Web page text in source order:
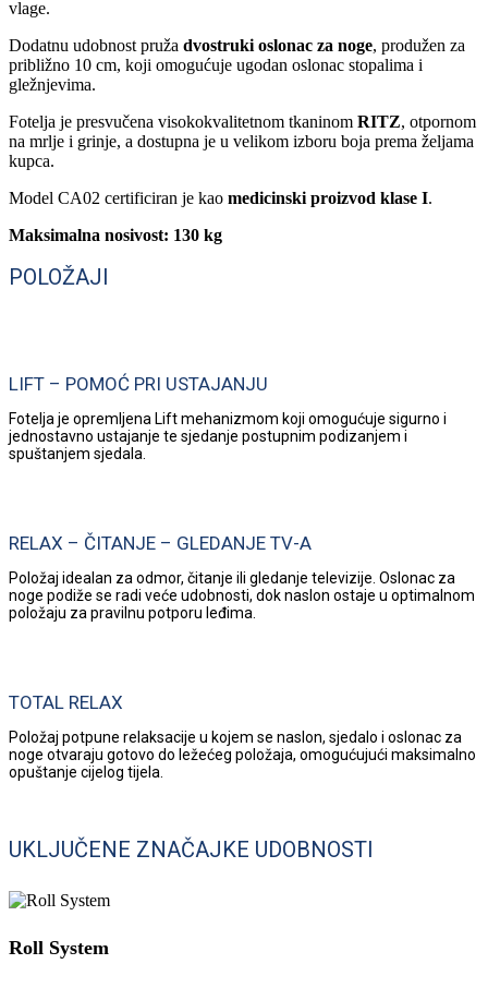
vlage.
Dodatnu udobnost pruža dvostruki oslonac za noge, produžen za
približno 10 cm, koji omogućuje ugodan oslonac stopalima i
gležnjevima.
Fotelja je presvučena visokokvalitetnom tkaninom RITZ, otpornom
na mrlje i grinje, a dostupna je u velikom izboru boja prema željama
kupca.
Model CA02 certificiran je kao medicinski proizvod klase I.
Maksimalna nosivost: 130 kg
POLOŽAJI
LIFT – POMOĆ PRI USTAJANJU
Fotelja je opremljena Lift mehanizmom koji omogućuje sigurno i
jednostavno ustajanje te sjedanje postupnim podizanjem i
spuštanjem sjedala.
RELAX – ČITANJE – GLEDANJE TV-A
Položaj idealan za odmor, čitanje ili gledanje televizije. Oslonac za
noge podiže se radi veće udobnosti, dok naslon ostaje u optimalnom
položaju za pravilnu potporu leđima.
TOTAL RELAX
Položaj potpune relaksacije u kojem se naslon, sjedalo i oslonac za
noge otvaraju gotovo do ležećeg položaja, omogućujući maksimalno
opuštanje cijelog tijela.
UKLJUČENE ZNAČAJKE UDOBNOSTI
Roll System